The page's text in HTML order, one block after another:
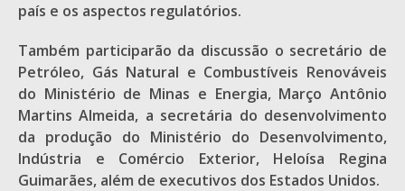
país e os aspectos regulatórios.
Também participarão da discussão o secretário de
Petróleo, Gás Natural e Combustíveis Renováveis
do Ministério de Minas e Energia, Março Antônio
Martins Almeida, a secretária do desenvolvimento
da produção do Ministério do Desenvolvimento,
Indústria e Comércio Exterior, Heloísa Regina
Guimarães, além de executivos dos Estados Unidos.